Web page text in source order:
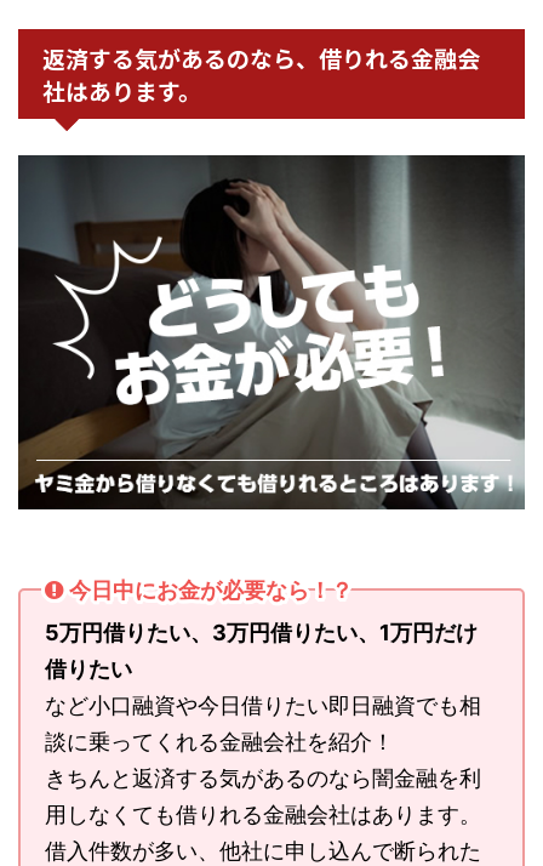
返済する気があるのなら、借りれる金融会
社はあります。
今日中にお金が必要なら！？
5万円借りたい、3万円借りたい、1万円だけ
借りたい
など小口融資や今日借りたい即日融資でも相
談に乗ってくれる金融会社を紹介！
きちんと返済する気があるのなら闇金融を利
用しなくても借りれる金融会社はあります。
借入件数が多い、他社に申し込んで断られた